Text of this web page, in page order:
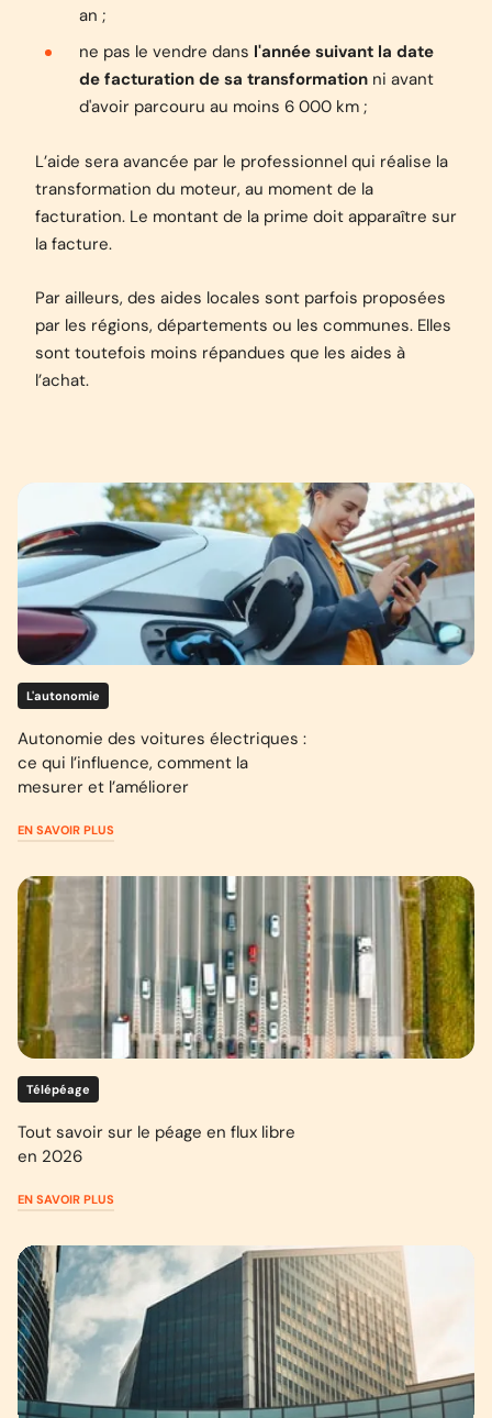
an ;
ne pas le vendre dans l'année suivant la date
de facturation de sa transformation ni avant
d'avoir parcouru au moins 6 000 km ;
L’aide sera avancée par le professionnel qui réalise la
transformation du moteur, au moment de la
facturation. Le montant de la prime doit apparaître sur
la facture.
Par ailleurs, des aides locales sont parfois proposées
par les régions, départements ou les communes. Elles
sont toutefois moins répandues que les aides à
l’achat.
L'autonomie
Autonomie des voitures électriques :
ce qui l’influence, comment la
mesurer et l’améliorer
EN SAVOIR PLUS
Télépéage
Tout savoir sur le péage en flux libre
en 2026
EN SAVOIR PLUS